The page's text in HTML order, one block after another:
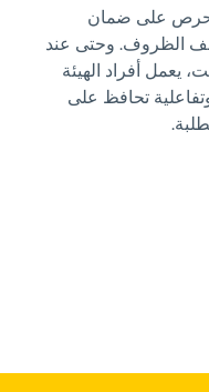
نحرص على ضمان
الظروف. وحتى عند
يعمل أفراد الهيئة
تحافظ على